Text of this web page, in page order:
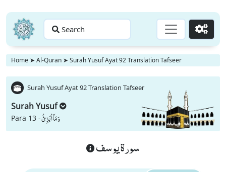
Search Go
Home ➤ Al-Quran ➤ Surah Yusuf Ayat 92 Translation Tafseer
Surah Yusuf Ayat 92 Translation Tafseer
Surah Yusuf
Para 13 -وَ مَاۤ اُبَرِّئُ
سورة يوسف